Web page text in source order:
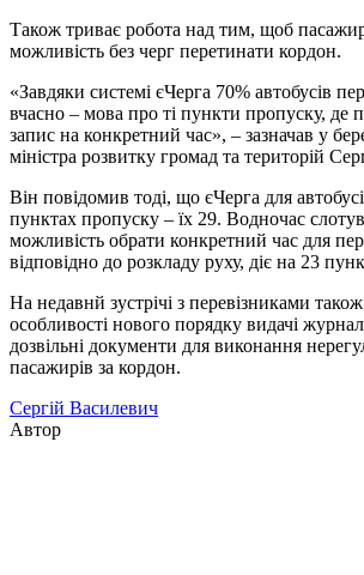
Також триває робота над тим, щоб
можливість без черг перетинати кордон.
«Завдяки системі єЧерга 70% автобусів
вчасно – мова про ті пункти пропуску, де
запис на конкретний час», – зазначав у
міністра розвитку громад та територій
Він повідомив тоді, що єЧерга для
пунктах пропуску – їх 29. Водночас
можливість обрати конкретний час для
відповідно до розкладу руху, діє на 23
На недавнй зустрічі з перевізниками
особливості нового порядку видачі
дозвільні документи для виконання
пасажирів за кордон.
Сергій Василевич
Автор